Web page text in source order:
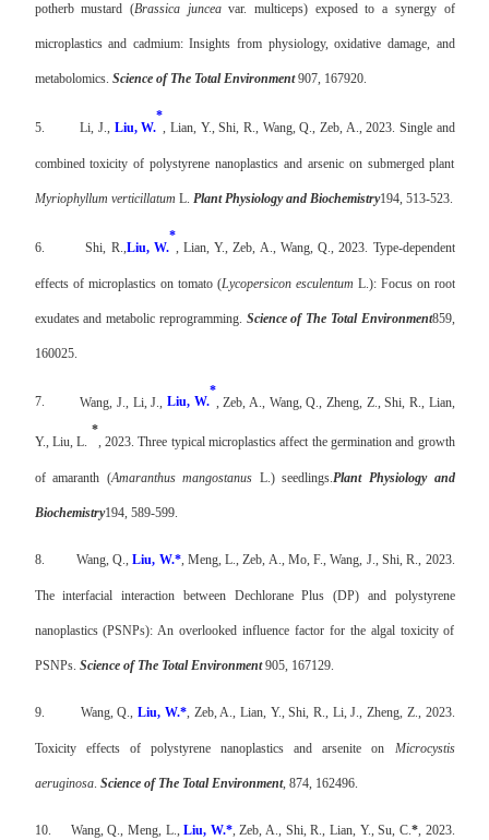
potherb mustard (Brassica junceavar. multiceps) exposed to a synergy of
microplastics and cadmium: Insights from physiology, oxidative damage, and
metabolomics. Science of The Total Environment907, 167920.
5. Li, J., Liu, W.
*
, Lian, Y., Shi, R., Wang, Q., Zeb, A., 2023. Single and
combined toxicity of polystyrene nanoplastics and arsenic on submerged plant
Myriophyllum verticillatum L. Plant Physiology and Biochemistry194, 513-523.
6. Shi, R., Liu, W.
*
, Lian, Y., Zeb, A., Wang, Q., 2023. Type-dependent
effects of microplastics on tomato (Lycopersicon esculentum L.): Focus on root
exudates and metabolic reprogramming. Science of The Total Environment859,
160025.
7. Wang, J., Li, J., Liu, W.
*
, Zeb, A., Wang, Q., Zheng, Z., Shi, R., Lian,
Y., Liu, L.
*
, 2023. Three typical microplastics affect the germination and growth
of amaranth (Amaranthus mangostanus L.) seedlings.Plant Physiology and
Biochemistry194, 589-599.
8. Wang, Q.,Liu, W.*, Meng, L., Zeb, A., Mo, F., Wang, J., Shi, R., 2023.
The interfacial interaction between Dechlorane Plus (DP) and polystyrene
nanoplastics (PSNPs): An overlooked influence factor for the algal toxicity of
PSNPs. Science of The Total Environment905, 167129.
9. Wang, Q.,Liu, W.*, Zeb, A., Lian, Y., Shi, R., Li, J., Zheng, Z., 2023.
Toxicity effects of polystyrene nanoplastics and arsenite on Microcystis
aeruginosa. Science of The Total Environment, 874, 162496.
10. Wang, Q., Meng, L.,Liu, W.*, Zeb, A., Shi, R., Lian, Y., Su, C.*, 2023.